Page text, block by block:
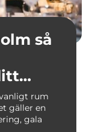
så
rum
gäller en
gala